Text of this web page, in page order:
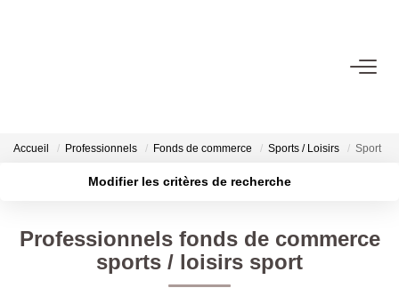
ACHETER
ESTIMER
Accueil Professionnels Fonds de commerce Sports / Loisirs Sport
Modifier les critères de recherche
Type de bien
Plus de critères
Professionnels fonds de commerce
sports / loisirs sport